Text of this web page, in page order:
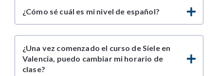
¿Cómo sé cuál es mi nivel de español?
¿Una vez comenzado el curso de Siele en
Valencia, puedo cambiar mi horario de
clase?